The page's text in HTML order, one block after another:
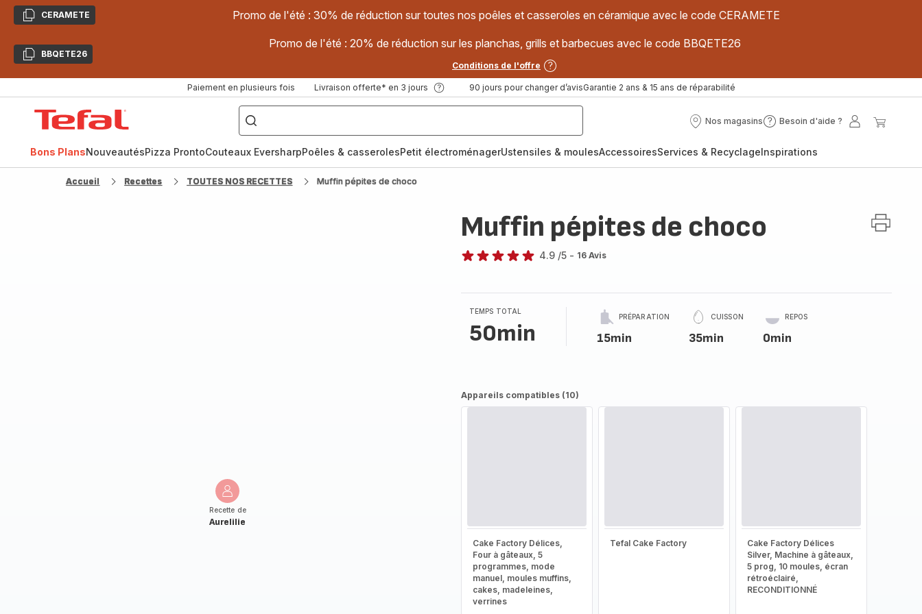
CopierCERAMETE Promo de l'été : 30% de réduction sur toutes nos poêles et casseroles en céramique avec le code CERAMETE
CopierBBQETE26
Promo de l'été : 20% de réduction sur les planchas, grills et barbecues avec le code BBQETE26
Conditions de l'offre
Paiement en plusieurs fois Livraison offerte* en 3 jours 90 jours pour changer d’avisGarantie 2 ans & 15 ans de réparabilité
["Poêles
inox,
Cake
Factory,
Nos magasins
Nos
Besoin d'aide ?
Besoin
?
Mon
Bons PlansNouveautésPizza ProntoCouteaux EversharpPoêles & casserolesPetit électroménagerUstensiles & moulesAccessoiresServices & RecyclageInspirations
Accueil Recettes TOUTES NOS RECETTES Muffin pépites de choco
Recette de
Aurelilie
Muffin pépites de choco
4.9 /5 - 16 Avis
TEMPS TOTAL
50min
PRÉPARATION
15min
CUISSON
35min
REPOS
0min
Appareils compatibles (10)
Cake Factory Délices,
Four à gâteaux, 5
programmes, mode
manuel, moules muffins,
cakes, madeleines,
verrines
Tefal Cake Factory
Cake Factory Délices
Silver, Machine à gâteaux,
5 prog, 10 moules, écran
rétroéclairé,
RECONDITIONNÉ